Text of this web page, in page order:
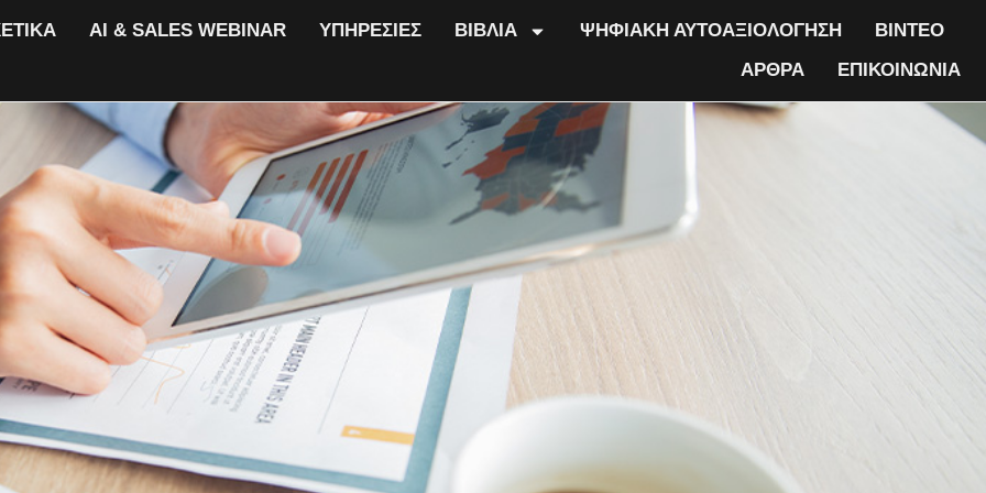
ΑΙ & SALES WEBINAR ΥΠΗΡΕΣΙΕΣ ΒΙΒΛΙΑ ΨΗΦΙΑΚΗ ΑΥΤΟΑΞΙΟΛΟΓΗΣΗ
ΒΙΝΤΕΟ
ΑΡΘΡΑ
ΕΠΙΚΟΙΝΩΝΙΑ